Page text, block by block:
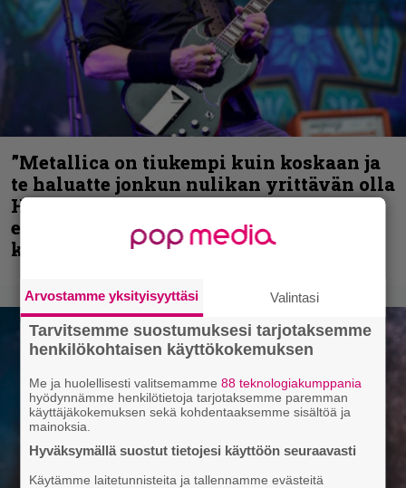
”Metallica on tiukempi kuin koskaan ja
te haluatte jonkun nulikan yrittävän olla
Hetfield?” – Pepper Keenan muisteli
ensimmäistä koesoittoaan hevijätin
kanssa
Arvostamme yksityisyyttäsi Valintasi
Tarvitsemme suostumuksesi tarjotaksemme
henkilökohtaisen käyttökokemuksen
Me ja huolellisesti valitsemamme88 teknologiakumppania
hyödynnämme henkilötietoja tarjotaksemme paremman
käyttäjäkokemuksen sekä kohdentaaksemme sisältöä ja
mainoksia.
Hyväksymällä suostut tietojesi käyttöön seuraavasti
Käytämme laitetunnisteita ja tallennamme evästeitä